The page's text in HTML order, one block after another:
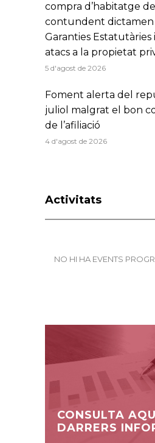
compra d’habitatge
contundent dictamen
Garanties Estatutàries
atacs a la propietat
5 d'agost de 2026
Foment alerta del
juliol malgrat el bon
de l’afiliació
4 d'agost de 2026
Activitats
NO HI HA EVENTS
CONSULTA
DARRERS